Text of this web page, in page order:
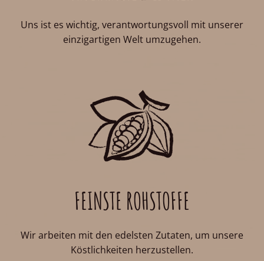
Uns ist es wichtig, verantwortungsvoll mit unserer
einzigartigen Welt umzugehen.
FEINSTE ROHSTOFFE
Wir arbeiten mit den edelsten Zutaten, um unsere
Köstlichkeiten herzustellen.